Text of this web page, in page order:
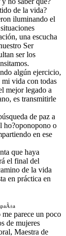
de la vida?
iluminando el
una escucha
Ser
ser los
algún ejercicio,
vida con todas
mejor legado a
es transmitirle
de paz a
ho?oponopono o
en ese
que haya
el final del
de la vida
en práctica en
parece un poco
de mujeres
Maestra de